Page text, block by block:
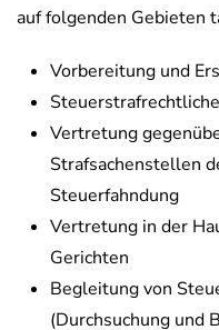
auf folgenden Gebieten
Vorbereitung und
Vertretung
Strafsachenstellen
Steuerfahndung
Vertretung in der
Gerichten
Begleitung von
(Durchsuchung und